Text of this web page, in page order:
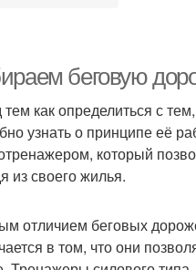
беговую
как определиться с
узнать о принципе её
который
из своего жилья.
отличием беговых
в том, что они